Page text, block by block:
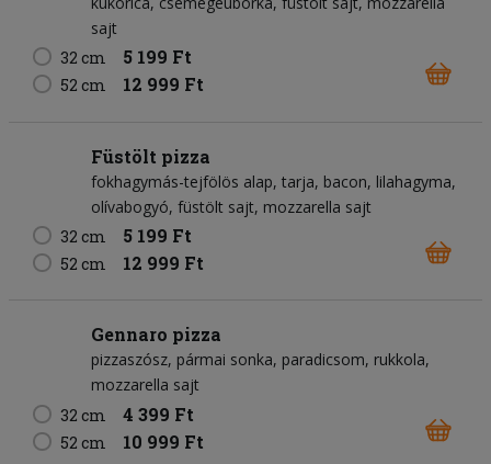
sajt
32 cm
5 199 Ft
52 cm 12 999 Ft
Füstölt pizza
fokhagymás-tejfölös alap tarja bacon lilahagyma
olívabogyó füstölt sajt mozzarella sajt
32 cm
5 199 Ft
52 cm 12 999 Ft
Gennaro pizza
pizzaszósz pármai sonka paradicsom rukkola
mozzarella sajt
32 cm
4 399 Ft
52 cm 10 999 Ft